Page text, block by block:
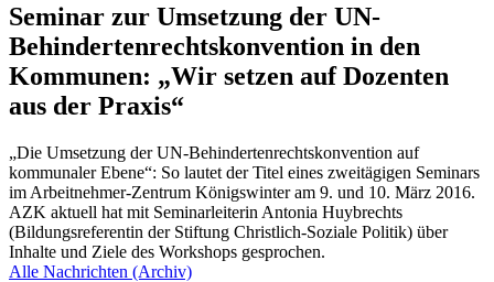
Seminar zur Umsetzung der UN-
Behindertenrechtskonvention in den
Kommunen: „Wir setzen auf Dozenten
aus der Praxis“
„Die Umsetzung der UN-Behindertenrechtskonvention auf
kommunaler Ebene“: So lautet der Titel eines zweitägigen Seminars
im Arbeitnehmer-Zentrum Königswinter am 9. und 10. März 2016.
AZK aktuell hat mit Seminarleiterin Antonia Huybrechts
(Bildungsreferentin der Stiftung Christlich-Soziale Politik) über
Inhalte und Ziele des Workshops gesprochen.
Alle Nachrichten (Archiv)